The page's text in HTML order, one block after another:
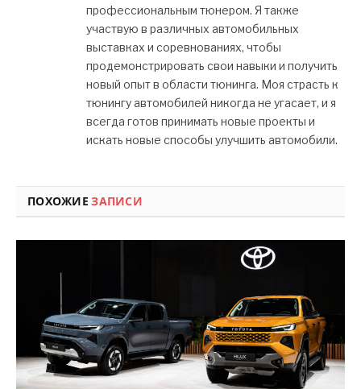
профессиональным тюнером. Я также
участвую в различных автомобильных
выставках и соревнованиях, чтобы
продемонстрировать свои навыки и получить
новый опыт в области тюнинга. Моя страсть к
тюнингу автомобилей никогда не угасает, и я
всегда готов принимать новые проекты и
искать новые способы улучшить автомобили.
ПОХОЖИЕЗАПИСИ